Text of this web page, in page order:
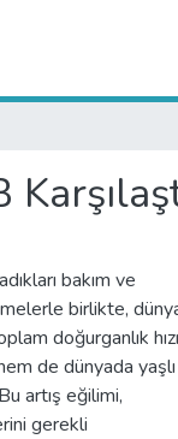
bakım ve
birlikte,
doğurganlık hızı
de dünyada yaşlı
artış eğilimi,
gerekli